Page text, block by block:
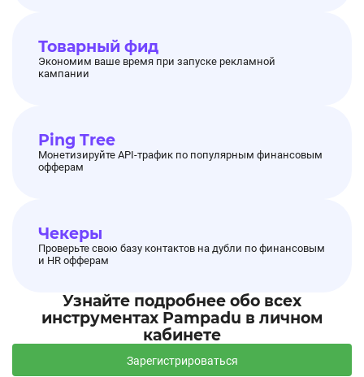
Товарный фид
Экономим ваше время при запуске рекламной
кампании
Ping Tree
Монетизируйте API-трафик по популярным финансовым
офферам
Чекеры
Проверьте свою базу контактов на дубли по финансовым
и HR офферам
Узнайте подробнее обо всех
инструментах Pampadu в личном
кабинете
Зарегистрироваться